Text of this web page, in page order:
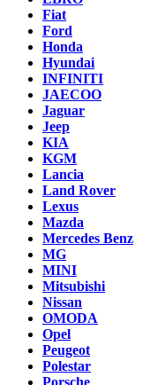
Fiat
Ford
Honda
Hyundai
INFINITI
JAECOO
Jaguar
Jeep
KIA
KGM
Lancia
Land Rover
Lexus
Mazda
Mercedes Benz
MG
MINI
Mitsubishi
Nissan
OMODA
Opel
Peugeot
Polestar